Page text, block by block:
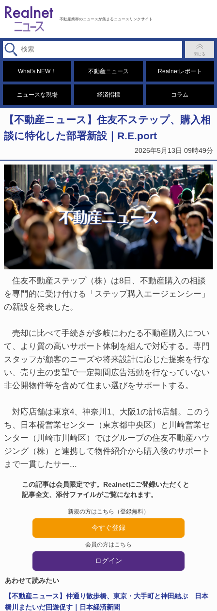
不動産業界のニュースが集まるニュースリンクサイト
What's NEW！ 不動産ニュース Realnetレポート
ニュースな現場 経済指標 コラム
【不動産ニュース】住友不ステップ、購入相
談に特化した部署新設｜R.E.port
2026年5月13日 09時49分
住友不動産ステップ（株）は8日、不動産購入の相談
を専門的に受け付ける「ステップ購入エージェンシー」
の新設を発表した。
売却に比べて手続きが多岐にわたる不動産購入につい
て、より質の高いサポート体制を組んで対応する。専門
スタッフが顧客のニーズや将来設計に応じた提案を行な
い、売り主の要望で一定期間広告活動を行なっていない
非公開物件等を含めて住まい選びをサポートする。
対応店舗は東京4、神奈川1、大阪1の計6店舗。このう
ち、日本橋営業センター（東京都中央区）と川崎営業セ
ンター（川崎市川崎区）ではグループの住友不動産ハウ
ジング（株）と連携して物件紹介から購入後のサポート
まで一貫したサー...
この記事は会員限定です。Realnetにご登録いただくと
記事全文、添付ファイルがご覧になれます。
新規の方はこちら（登録無料）
今すぐ登録
会員の方はこちら
ログイン
あわせて読みたい
【不動産ニュース】仲通り散歩橋、東京・大手町と神田結ぶ 日本
橋川またいだ回遊促す｜日本経済新聞